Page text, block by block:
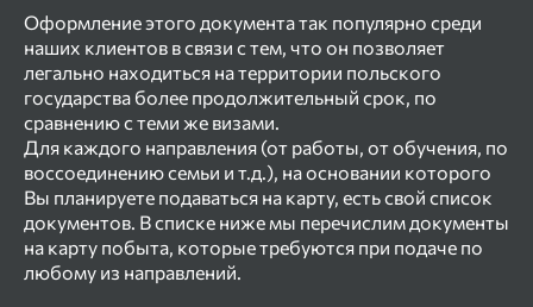
Оформление этого документа так популярно среди
наших клиентов в связи с тем, что он позволяет
легально находиться на территории польского
государства более продолжительный срок, по
сравнению с теми же визами.
Для каждого направления (от работы, от обучения, по
воссоединению семьи и т.д.), на основании которого
Вы планируете подаваться на карту, есть свой список
документов. В списке ниже мы перечислим документы
на карту побыта, которые требуются при подаче по
любому из направлений.